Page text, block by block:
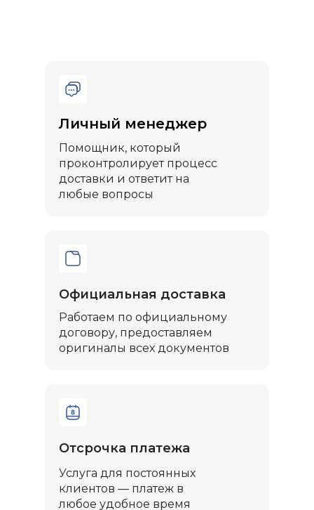
Помощник, который
проконтролирует процесс
доставки и ответит на
любые вопросы
Услуга для постоянных
клиентов — платеж в
любое удобное время
Работаем по официальному
договору, предоставляем
оригиналы всех документов
Официальная доставка
Отсрочка платежа
Личный менеджер